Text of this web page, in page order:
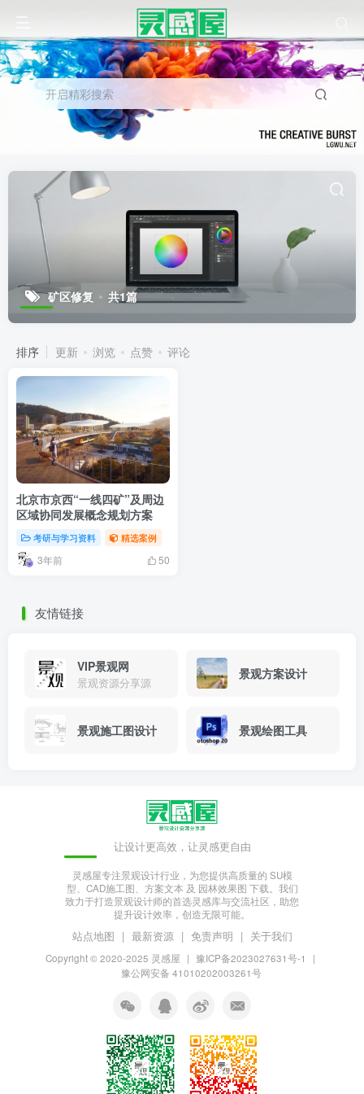
开启精彩搜索
矿区修复 共1篇
排序 更新 浏览 点赞 评论
北京市京西“一线四矿”及周边
区域协同发展概念规划方案
考研与学习资料 精选案例
3年前 50
友情链接
VIP景观网
景观资源分享源
景观方案设计
景观施工图设计 景观绘图工具
让设计更高效，让灵感更自由
灵感屋专注景观设计行业，为您提供高质量的 SU模
型、CAD施工图、方案文本 及 园林效果图 下载。我们
致力于打造景观设计师的首选灵感库与交流社区，助您
提升设计效率，创造无限可能。
站点地图 | 最新资源 | 免责声明 | 关于我们
Copyright © 2020-2025 灵感屋 | 豫ICP备2023027631号-1
|
豫公网安备 41010202003261号